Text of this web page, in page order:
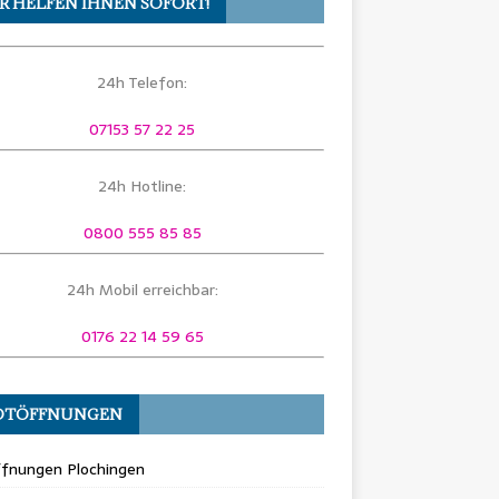
24h Telefon:
07153 57 22 25
24h Hotline:
0800 555 85 85
24h Mobil erreichbar:
0176 22 14 59 65
Plochingen